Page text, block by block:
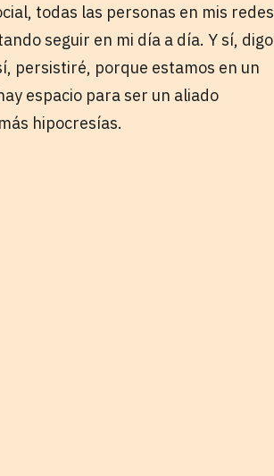
todas las personas en mis redes
seguir en mi día a día. Y sí, digo
persistiré, porque estamos en un
espacio para ser un aliado
hipocresías.